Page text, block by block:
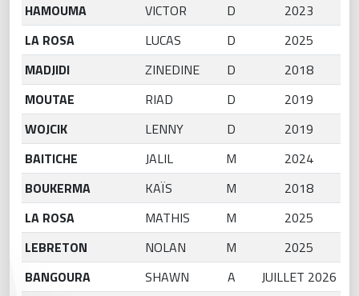
HAMOUMA
VICTOR D
2023
LA ROSA
LUCAS D
2025
MADJIDI
ZINEDINE D
2018
MOUTAE
RIAD D
2019
WOJCIK
LENNY D
2019
BAITICHE
JALIL M
2024
BOUKERMA
KAÏS M
2018
LA ROSA
MATHIS M
2025
LEBRETON
NOLAN M
2025
BANGOURA
SHAWN A
JUILLET 2026